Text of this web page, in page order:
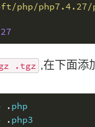
php/php7.4.27/
.tgz ,在下面添
. php
. php3